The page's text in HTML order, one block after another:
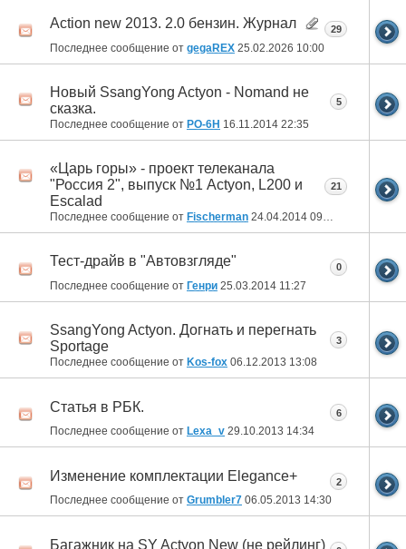
Action new 2013. 2.0 бензин. Журнал
Последнее сообщение от gegaREX 25.02.2026 10:00
29
Новый SsangYong Actyon - Nomand не
сказка.
Последнее сообщение от РО-6Н 16.11.2014 22:35
5
«Царь горы» - проект телеканала
"Россия 2", выпуск №1 Actyon, L200 и
Escalad
Последнее сообщение от Fischerman 24.04.2014 09:55
21
Тест-драйв в "Автовзгляде"
Последнее сообщение от Генри 25.03.2014 11:27
0
SsangYong Actyon. Догнать и перегнать
Sportage
Последнее сообщение от Kos-fox 06.12.2013 13:08
3
Статья в РБК.
Последнее сообщение от Lexa_v 29.10.2013 14:34
6
Изменение комплектации Elegance+
Последнее сообщение от Grumbler7 06.05.2013 14:30
2
Багажник на SY Actyon New (не рейлинг)